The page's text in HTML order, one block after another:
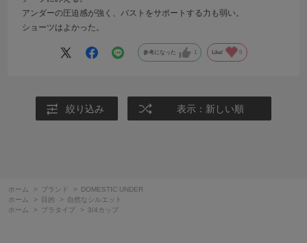
アンダーの圧迫感が強く、バストをサポートする力も弱い。
ショーツはよかった。
参考になった 1 Like! 0
絞り込み 表示：新しい順
ホーム > ブランド >
DOMESTIC UNDER
ホーム
> 目的 >
自然なシルエット
ホーム
> ブラタイプ > 3/4カップ